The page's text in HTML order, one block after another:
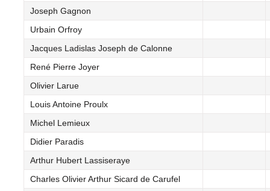
Joseph Gagnon
Urbain Orfroy
Jacques Ladislas Joseph de Calonne
René Pierre Joyer
Olivier Larue
Louis Antoine Proulx
Michel Lemieux
Didier Paradis
Arthur Hubert Lassiseraye
Charles Olivier Arthur Sicard de Carufel